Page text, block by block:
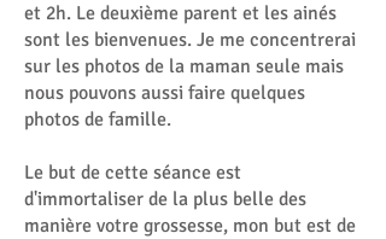
et 2h. Le deuxième parent et les ainés
sont les bienvenues. Je me concentrerai
sur les photos de la maman seule mais
nous pouvons aussi faire quelques
photos de famille.
Le but de cette séance est
d'immortaliser de la plus belle des
manière votre grossesse, mon but est de